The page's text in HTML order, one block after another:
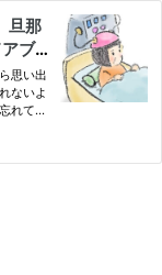
旦那
ブ
思い出
ないよ
れてい